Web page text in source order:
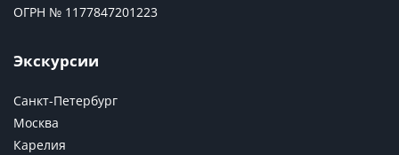
ОГРН № 1177847201223
Экскурсии
Санкт-Петербург
Москва
Карелия